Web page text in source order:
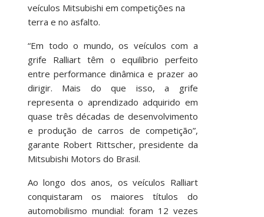
veículos Mitsubishi em competições na
terra e no asfalto.
“Em todo o mundo, os veículos com a
grife Ralliart têm o equilíbrio perfeito
entre performance dinâmica e prazer ao
dirigir. Mais do que isso, a grife
representa o aprendizado adquirido em
quase três décadas de desenvolvimento
e produção de carros de competição”,
garante Robert Rittscher, presidente da
Mitsubishi Motors do Brasil.
Ao longo dos anos, os veículos Ralliart
conquistaram os maiores títulos do
automobilismo mundial: foram 12 vezes